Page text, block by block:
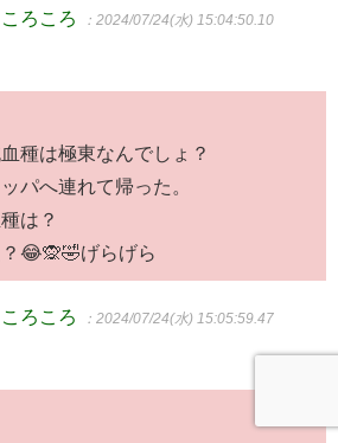
ろころ ：2024/07/24(水) 15:04:50.10
種は極東なんでしょ？
パへ連れて帰った。
は？
😂🙊🤣げらげら
ろころ ：2024/07/24(水) 15:05:59.47